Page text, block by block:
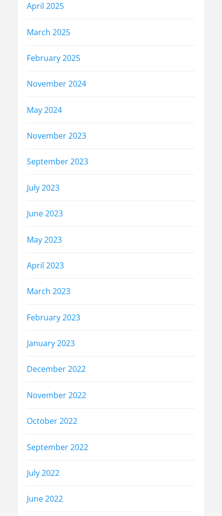
April 2025
March 2025
February 2025
November 2024
May 2024
November 2023
September 2023
July 2023
June 2023
May 2023
April 2023
March 2023
February 2023
January 2023
December 2022
November 2022
October 2022
September 2022
July 2022
June 2022